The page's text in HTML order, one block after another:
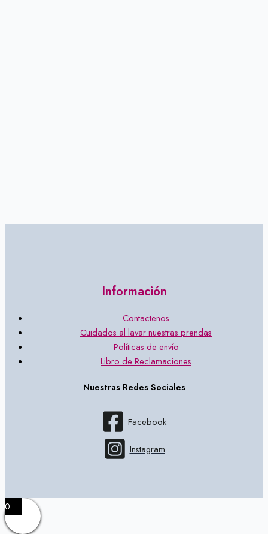
Información
Contactenos
Cuidados al lavar nuestras prendas
Políticas de envío
Libro de Reclamaciones
Nuestras Redes Sociales
Facebook
Instagram
0